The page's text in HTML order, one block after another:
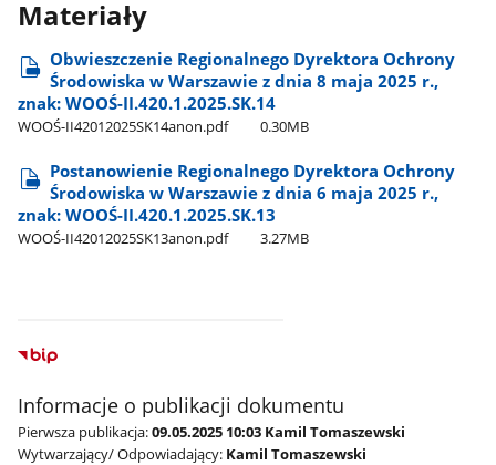
Materiały
Obwieszczenie Regionalnego Dyrektora Ochrony
Środowiska w Warszawie z dnia 8 maja 2025 r.,
znak: WOOŚ-II.420.1.2025.SK.14
WOOŚ-II42012025SK14anon.pdf 0.30MB
Postanowienie Regionalnego Dyrektora Ochrony
Środowiska w Warszawie z dnia 6 maja 2025 r.,
znak: WOOŚ-II.420.1.2025.SK.13
WOOŚ-II42012025SK13anon.pdf 3.27MB
Informacje o publikacji dokumentu
Pierwsza publikacja:09.05.2025 10:03 Kamil Tomaszewski
Wytwarzający/ Odpowiadający: Kamil Tomaszewski